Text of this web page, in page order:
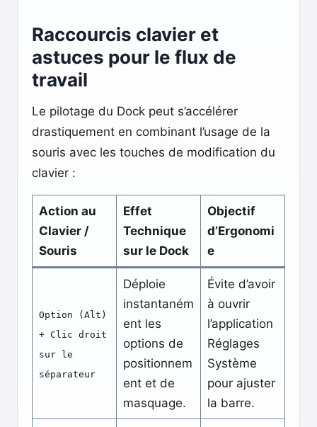
Raccourcis clavier et
astuces pour le flux de
travail
Le pilotage du Dock peut s’accélérer
drastiquement en combinant l’usage de la
souris avec les touches de modification du
clavier :
Action au
Clavier /
Souris
Effet
Technique
sur le Dock
Objectif
d’Ergonomi
e
Option (Alt)
+ Clic droit
sur le
séparateur
Déploie
instantaném
ent les
options de
positionnem
ent et de
masquage.
Évite d’avoir
à ouvrir
l’application
Réglages
Système
pour ajuster
la barre.